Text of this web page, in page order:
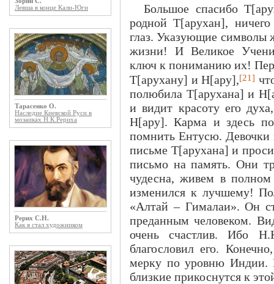
Левша в конце Кали-Юги
Тарасенко О.
Наследие Киевской Руси в
мозаиках Н.К.Рериха
Рерих С.Н.
Как я стал художником
Большое спасибо
родной Т[арухан],
глаз. Указующие символы
жизни! И Великое
ключ к пониманию их!
Т[арухану] и Н[ару],[21]
полюбила Т[арухана] и
и видит красоту его
Н[ару]. Карма и здесь
помнить Ентусю.
письме Т[арухана] и
письмо на память. Они
чудесна, живем в
изменился к лучшему!
«Алтай – Гималаи». Он
преданным человеком.
очень счастлив. Ибо
благословил его.
мерку по уровню Индии.
близкие прикоснутся к